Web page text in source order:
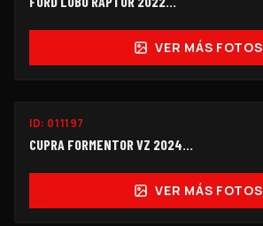
VER MÁS FOTOS
ID: 011197
CUPRA FORMENTOR VZ 2024...
VER MÁS FOTOS